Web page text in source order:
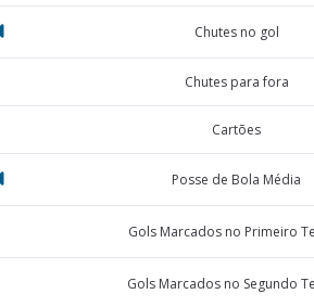
Chutes no gol
Chutes para fora
Cartões
Posse de Bola Média
Gols Marcados no Primeiro
Gols Marcados no Segundo